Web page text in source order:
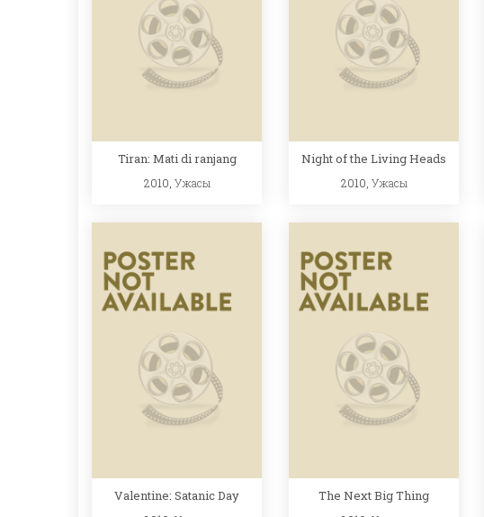
Tiran: Mati di ranjang
2010, Ужасы
Night of the Living Heads
2010, Ужасы
Valentine: Satanic Day The Next Big Thing